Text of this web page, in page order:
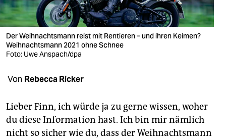
verlag
verlag
veranstaltungen
unterstützen
abo
Der Weihnachtsmann reist mit Rentieren – und ihren Keimen?
Weihnachtsmann 2021 ohne Schnee
Foto: Uwe Anspach/dpa
Von Rebecca Ricker
Lieber Finn, ich würde ja zu gerne wissen, woher
du diese Information hast. Ich bin mir nämlich
nicht so sicher wie du, dass der Weihnachtsmann